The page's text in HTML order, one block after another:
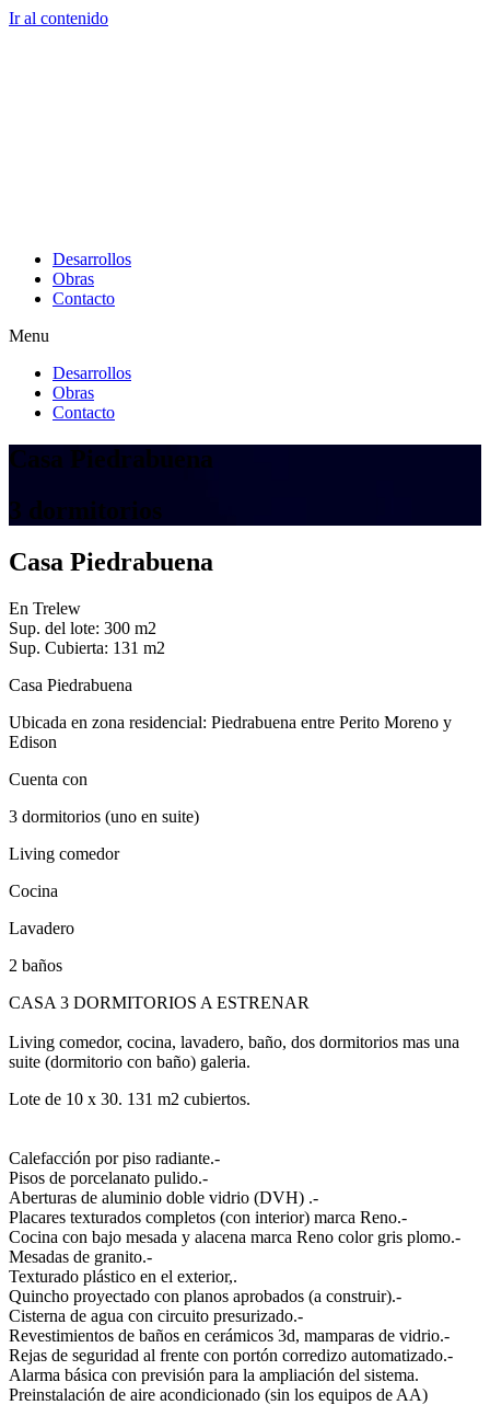
Ir al contenido
Desarrollos
Obras
Contacto
Menu
Desarrollos
Obras
Contacto
Casa Piedrabuena
3 dormitorios
Casa Piedrabuena
En Trelew
Sup. del lote: 300 m2
Sup. Cubierta: 131 m2
Casa Piedrabuena
Ubicada en zona residencial: Piedrabuena entre Perito Moreno y
Edison
Cuenta con
3 dormitorios (uno en suite)
Living comedor
Cocina
Lavadero
2 baños
CASA 3 DORMITORIOS A ESTRENAR
Living comedor, cocina, lavadero, baño, dos dormitorios mas una
suite (dormitorio con baño) galeria.
Lote de 10 x 30. 131 m2 cubiertos.
Calefacción por piso radiante.-
Pisos de porcelanato pulido.-
Aberturas de aluminio doble vidrio (DVH) .-
Placares texturados completos (con interior) marca Reno.-
Cocina con bajo mesada y alacena marca Reno color gris plomo.-
Mesadas de granito.-
Texturado plástico en el exterior,.
Quincho proyectado con planos aprobados (a construir).-
Cisterna de agua con circuito presurizado.-
Revestimientos de baños en cerámicos 3d, mamparas de vidrio.-
Rejas de seguridad al frente con portón corredizo automatizado.-
Alarma básica con previsión para la ampliación del sistema.
Preinstalación de aire acondicionado (sin los equipos de AA)